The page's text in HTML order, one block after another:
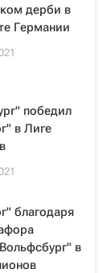
дерби в
Германии
победил
в Лиге
благодаря
в